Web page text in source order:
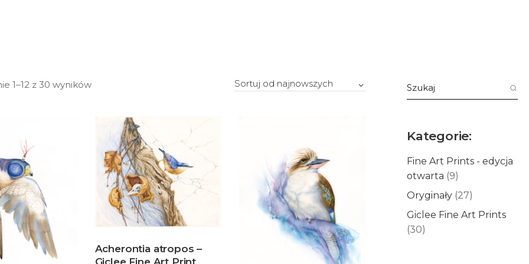
1–12 z 30 wynikówPosortowane
według
Sortuj od najnowszych
Acherontia atropos –
Kategorie:
Fine Art Prints - edycja
otwarta (9)
Oryginały (27)
Giclee Fine Art Prints
(30)